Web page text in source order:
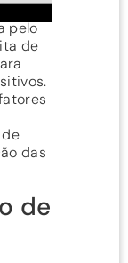
enviar
pelo
de
das
de